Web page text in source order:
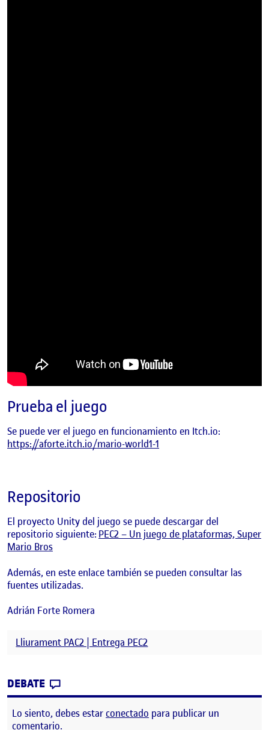
Prueba el juego
Se puede ver el juego en funcionamiento en Itch.io:
https://aforte.itch.io/mario-world1-1
Repositorio
El proyecto Unity del juego se puede descargar del
repositorio siguiente: PEC2 – Un juego de plataformas, Super
Mario Bros
Además, en esteenlacetambién se pueden consultar las
fuentes utilizadas.
Adrián Forte Romera
Lliurament PAC2 | Entrega PEC2
DEBATE
Lo siento, debes estarconectado para publicar un
comentario.